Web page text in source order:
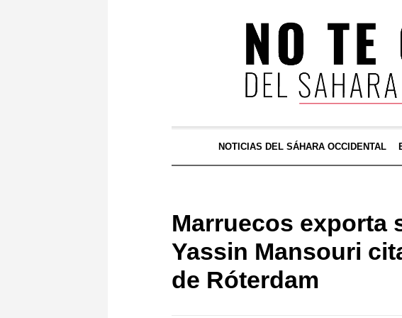
NOTICIAS DEL SÁHARA OCCIDENTAL
Marruecos exporta
Yassin Mansouri
de Róterdam